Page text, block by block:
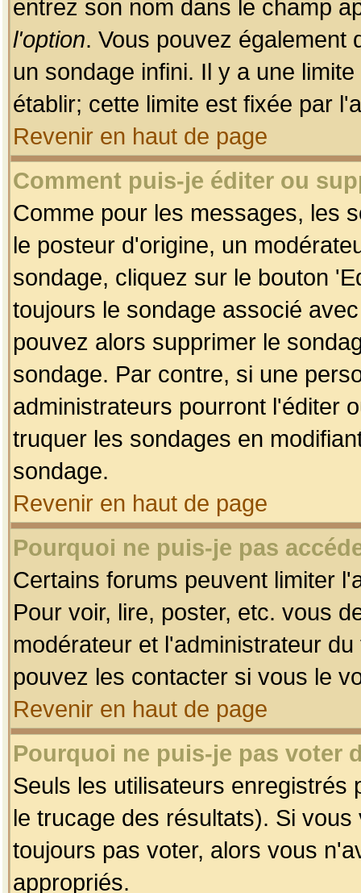
entrez son nom dans le champ
l'option. Vous pouvez également
un sondage infini. Il y a une
établir; cette limite est fixée par
Revenir en haut de page
Comment puis-je éditer ou
Comme pour les messages, les
le posteur d'origine, un
sondage, cliquez sur le bouton
toujours le sondage associé
pouvez alors supprimer le
sondage. Par contre, si une
administrateurs pourront l'éditer
truquer les sondages en
sondage.
Revenir en haut de page
Pourquoi ne puis-je pas
Certains forums peuvent limiter
Pour voir, lire, poster, etc. vous
modérateur et l'administrateur
pouvez les contacter si vous le
Revenir en haut de page
Pourquoi ne puis-je pas voter
Seuls les utilisateurs enregistrés
le trucage des résultats). Si
toujours pas voter, alors vous
appropriés.